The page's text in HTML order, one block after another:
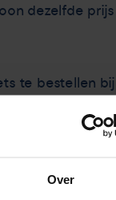
Over
dezelfde
te bestellen
onze